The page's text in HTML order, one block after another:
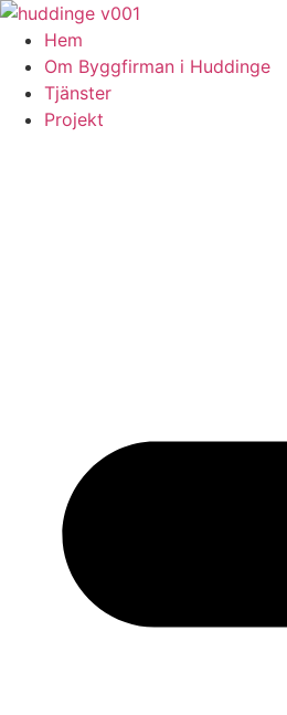
Skip
content
Hem
Om Byggfirman i Huddinge
Tjänster
Projekt